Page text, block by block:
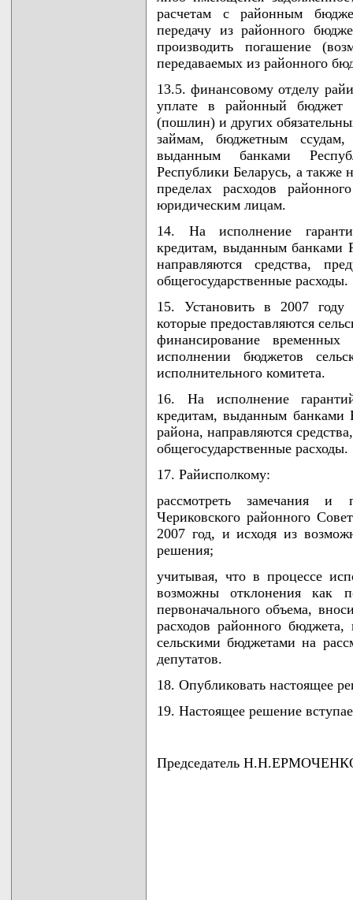
расчетам с районным
передачу из районного
производить погашение
передаваемых из районного
13.5. финансовому отделу
уплате в районный бюджет
(пошлин) и других
займам, бюджетным
выданным банками
Республики Беларусь, а
пределах расходов
юридическим лицам.
14. На исполнение
кредитам, выданным банками
направляются средства,
общегосударственные расходы.
15. Установить в 2007
которые предоставляются
финансирование
исполнении бюджетов
исполнительного комитета.
16. На исполнение
кредитам, выданным банками
района, направляются
общегосударственные расходы.
17. Райисполкому:
рассмотреть замечания и
Чериковского районного
2007 год, и исходя из
решения;
учитывая, что в процессе
возможны отклонения как
первоначального объема,
расходов районного
сельскими бюджетами на
депутатов.
18. Опубликовать настоящее
19. Настоящее решение
Председатель